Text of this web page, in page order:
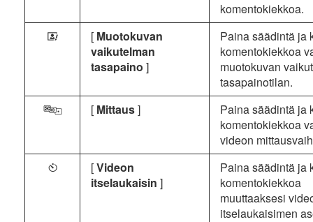
komentokiekkoa.
X [ Muotokuvan
vaikutelman
tasapaino ]
Paina säädintä ja
komentokiekkoa
muotokuvan
tasapainotilan.
w [ Mittaus]
Paina säädintä ja
komentokiekkoa
videon
E [Videon
itselaukaisin ]
Paina säädintä ja
komentokiekkoa
muuttaaksesi
itselaukaisimen